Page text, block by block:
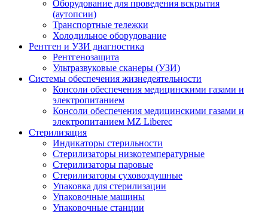
Оборудование для проведения вскрытия
(аутопсии)
Транспортные тележки
Холодильное оборудование
Рентген и УЗИ диагностика
Рентгенозащита
Ультразвуковые сканеры (УЗИ)
Системы обеспечения жизнедеятельности
Консоли обеспечения медицинскими газами и
электропитанием
Консоли обеспечения медицинскими газами и
электропитанием MZ Liberec
Стерилизация
Индикаторы стерильности
Стерилизаторы низкотемпературные
Стерилизаторы паровые
Стерилизаторы суховоздушные
Упаковка для стерилизации
Упаковочные машины
Упаковочные станции